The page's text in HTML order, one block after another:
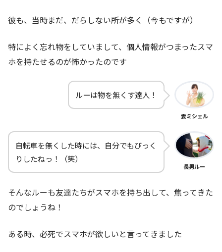
彼も、当時まだ、だらしない所が多く（今もですが）
特によく忘れ物をしていまして、個人情報がつまったスマ
ホを持たせるのが怖かったのです
ルーは物を無くす達人！
妻ミシェル
自転車を無くした時には、自分でもびっく
りしたねっ！（笑）
長男ルー
そんなルーも友達たちがスマホを持ち出して、焦ってきた
のでしょうね！
ある時、必死でスマホが欲しいと言ってきました